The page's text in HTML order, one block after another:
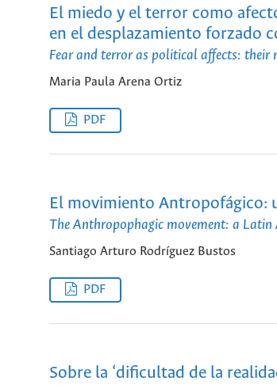
El miedo y el terror como
en el desplazamiento forzado
Fear and terror as political affects:
Maria Paula Arena Ortiz
PDF
El movimiento Antropofágico:
The Anthropophagic movement: a
Santiago Arturo Rodríguez Bustos
PDF
Sobre la ‘dificultad de la